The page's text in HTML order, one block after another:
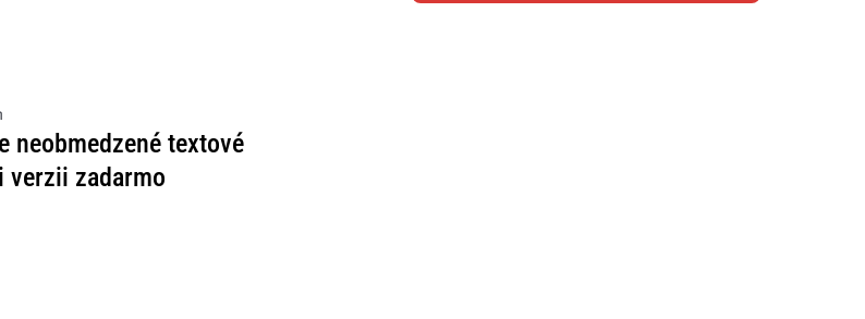
neobmedzené textové
verzii zadarmo